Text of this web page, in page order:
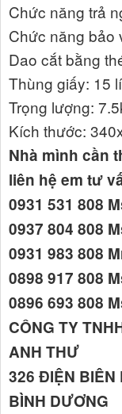
Chức năng trả
Chức năng bảo
Dao cắt bằng
Thùng giấy: 15
Trọng lượng:
Kích thước:
Nhà mình cần
liên hệ em tư
0931 531 808
0937 804 808
0931 983 808
0898 917 808
0896 693 808
CÔNG TY
ANH THƯ
326 ĐIỆN BIÊN
BÌNH DƯƠNG